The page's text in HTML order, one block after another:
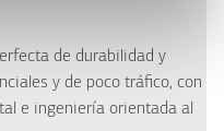
de durabilidad y
y de poco tráfico, con
e ingeniería orientada al